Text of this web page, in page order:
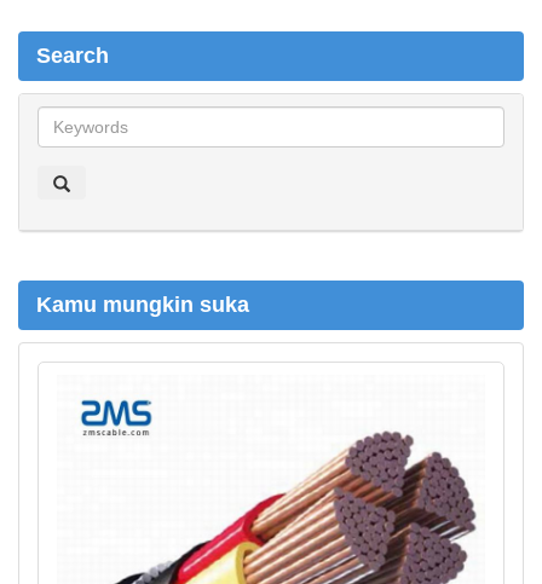
Search
e
h
Kamu mungkin suka